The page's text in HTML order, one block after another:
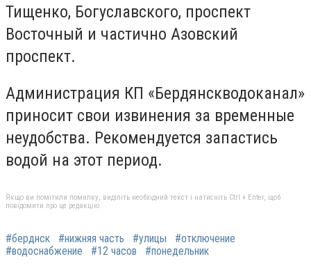
Тищенко, Богуславского, проспект
Восточный и частично Азовский
проспект.
Администрация КП «Бердянскводоканал»
приносит свои извинения за временные
неудобства. Рекомендуется запастись
водой на этот период.
Якщо ви помітили помилку, виділіть необхідний текст і натисніть Ctrl + Enter, щоб
повідомити про це редакцію
#берднск #нижняя часть #улицы
#отключение
#водоснабжение
#12 часов #понедельник